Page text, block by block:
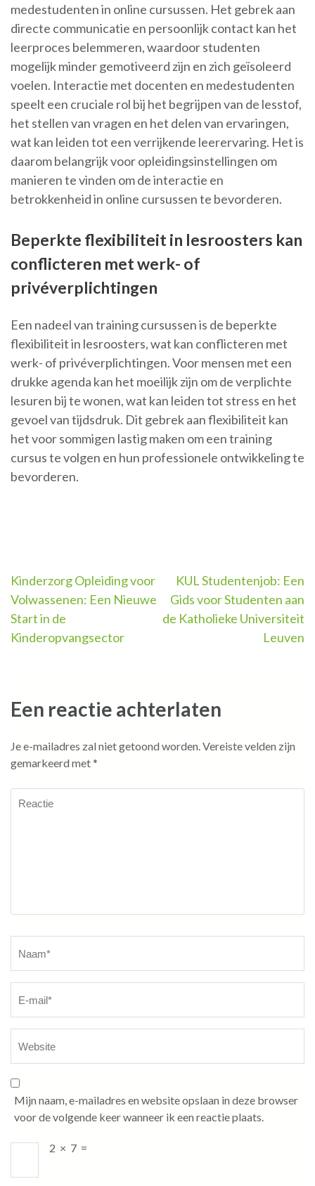
medestudenten in online cursussen. Het gebrek aan
directe communicatie en persoonlijk contact kan het
leerproces belemmeren, waardoor studenten
mogelijk minder gemotiveerd zijn en zich geïsoleerd
voelen. Interactie met docenten en medestudenten
speelt een cruciale rol bij het begrijpen van de lesstof,
het stellen van vragen en het delen van ervaringen,
wat kan leiden tot een verrijkende leerervaring. Het is
daarom belangrijk voor opleidingsinstellingen om
manieren te vinden om de interactie en
betrokkenheid in online cursussen te bevorderen.
Beperkte flexibiliteit in lesroosters kan
conflicteren met werk- of
privéverplichtingen
Een nadeel van training cursussen is de beperkte
flexibiliteit in lesroosters, wat kan conflicteren met
werk- of privéverplichtingen. Voor mensen met een
drukke agenda kan het moeilijk zijn om de verplichte
lesuren bij te wonen, wat kan leiden tot stress en het
gevoel van tijdsdruk. Dit gebrek aan flexibiliteit kan
het voor sommigen lastig maken om een training
cursus te volgen en hun professionele ontwikkeling te
bevorderen.
Berichtnavigatie
Kinderzorg Opleiding voor
Volwassenen: Een Nieuwe
Start in de
Kinderopvangsector
KUL Studentenjob: Een
Gids voor Studenten aan
de Katholieke Universiteit
Leuven
Een reactie achterlaten
Je e-mailadres zal niet getoond worden.Vereiste velden zijn
gemarkeerd met*
Mijn naam, e-mailadres en website opslaan in deze browser
voor de volgende keer wanneer ik een reactie plaats.
2 × 7 =